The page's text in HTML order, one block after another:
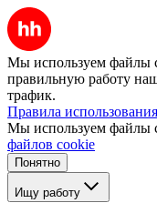
Мы используем файлы
правильную работу
трафик.
Правила
Мы используем файлы
файлов cookie
Понятно
Ищу работу